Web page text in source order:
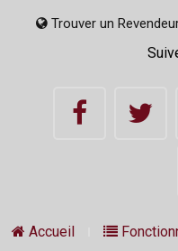
Trouver un
Accueil